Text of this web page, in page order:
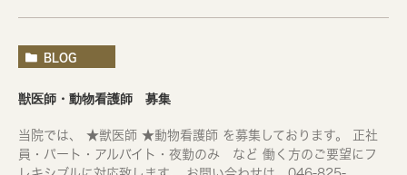
BLOG
獣医師・動物看護師 募集
当院では、 ★獣医師 ★動物看護師 を募集しております。 正社
員・パート・アルバイト・夜勤のみ など 働く方のご要望にフ